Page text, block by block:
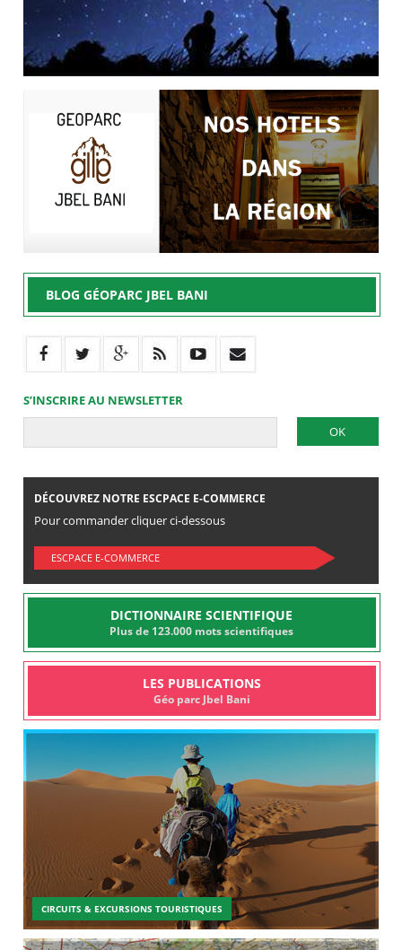
BLOG GÉOPARC JBEL BANI
S’INSCRIRE AU NEWSLETTER
DÉCOUVREZ NOTRE ESCPACE E-COMMERCE
Pour commander cliquer ci-dessous
ESCPACE E-COMMERCE
DICTIONNAIRE SCIENTIFIQUE
Plus de 123.000 mots scientifiques
LES PUBLICATIONS
Géo parc Jbel Bani
CIRCUITS & EXCURSIONS TOURISTIQUES